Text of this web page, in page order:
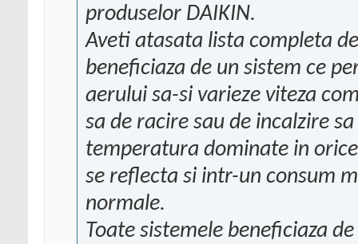
produselor DAIKIN.
Aveti atasata lista completa
beneficiaza de un sistem ce
aerului sa-si varieze viteza
sa de racire sau de incalzire
temperatura dominate in
se reflecta si intr-un consum
normale.
Toate sistemele beneficiaza